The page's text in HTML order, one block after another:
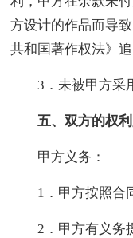
方设计的作品而导
共和国著作权法》追
3．未被甲方采
五、双方的权
甲方义务：
1．甲方按照合
2．甲方有义务